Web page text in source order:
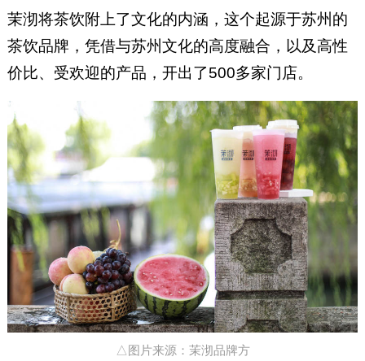
茉沏将茶饮附上了文化的内涵，这个起源于苏州的
茶饮品牌，凭借与苏州文化的高度融合，以及高性
价比、受欢迎的产品，开出了500多家门店。
△图片来源：茉沏品牌方